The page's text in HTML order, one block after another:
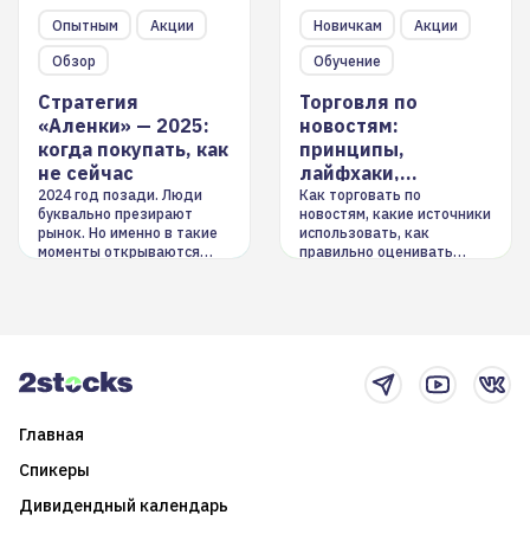
Опытным
Акции
Обзор
Стратегия
«Аленки» — 2025:
когда покупать, как
не сейчас
2024 год позади. Люди
буквально презирают
рынок. Но именно в такие
моменты открываются
Новичкам
Акции
Обучение
Торговля по
новостям:
принципы,
лайфхаки,
инструменты
Как торговать по
новостям, какие источники
использовать, как
правильно оценивать
Главная
Спикеры
Дивидендный календарь